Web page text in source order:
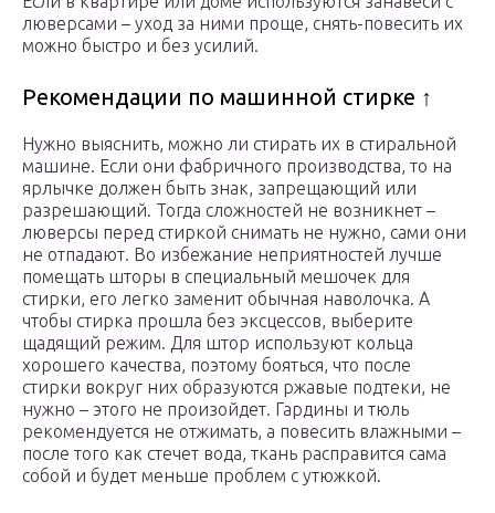
люверсами – уход за ними проще, снять-повесить их
можно быстро и без усилий.
Рекомендации по машинной стирке ↑
Нужно выяснить, можно ли стирать их в стиральной
машине. Если они фабричного производства, то на
ярлычке должен быть знак, запрещающий или
разрешающий. Тогда сложностей не возникнет –
люверсы перед стиркой снимать не нужно, сами они
не отпадают. Во избежание неприятностей лучше
помещать шторы в специальный мешочек для
стирки, его легко заменит обычная наволочка. А
чтобы стирка прошла без эксцессов, выберите
щадящий режим. Для штор используют кольца
хорошего качества, поэтому бояться, что после
стирки вокруг них образуются ржавые подтеки, не
нужно – этого не произойдет. Гардины и тюль
рекомендуется не отжимать, а повесить влажными –
после того как стечет вода, ткань расправится сама
собой и будет меньше проблем с утюжкой.